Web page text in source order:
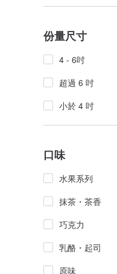
份量尺寸
4 - 6吋
超過 6 吋
小於 4 吋
口味
水果系列
抹茶・茶香
巧克力
乳酪・起司
原味